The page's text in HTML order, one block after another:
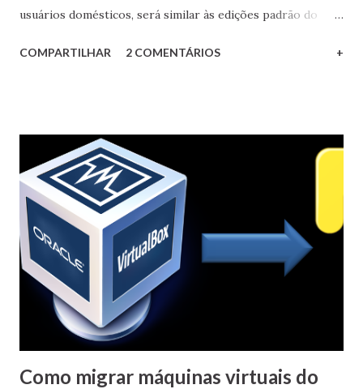
usuários domésticos, será similar às edições padrão do
os principais recursos do sistema tais como o navegador
versão em caixinha (mídia física) para venda no varejo; Pro:
contém todos os recursos da Home acrescido de
funcionalidades como a integração a domínios e o recurso
Windows Update for Business. Voltada para usuários
avançados e pequenas empresas. Equivalente ao Windows
8.X Pro e ao Windows 7 Professional/Ultimate. Estará
disponível como atualização gratuita e no varejo;
Enterprise: contém todos os recursos da Pro além de
outros voltados para médias e grandes empresas, e estará
dispon...
COMPARTILHAR 2 COMENTÁRIOS +
Como migrar máquinas virtuais do